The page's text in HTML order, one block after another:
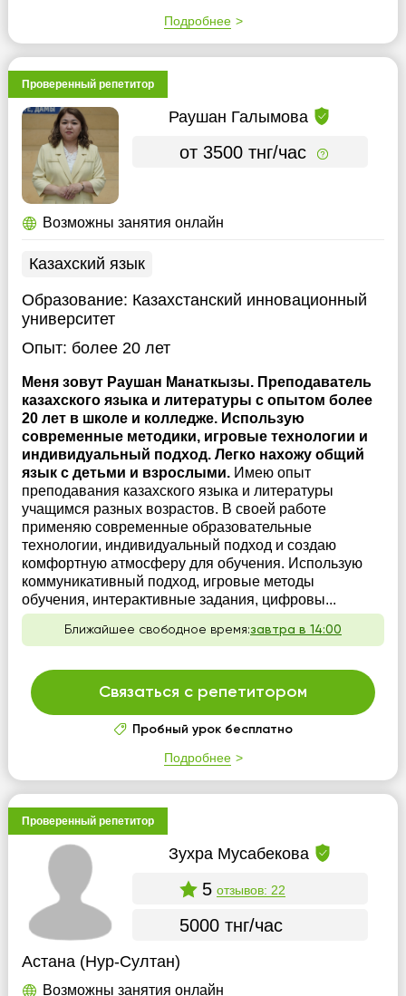
Подробнее
Проверенный репетитор
Раушан Галымова
от 3500 тнг/час
Возможны занятия онлайн
Казахский язык
Образование: Казахстанский инновационный
университет
Опыт: более 20 лет
Меня зовут Раушан Манаткызы. Преподаватель
казахского языка и литературы с опытом более
20 лет в школе и колледже. Использую
современные методики, игровые технологии и
индивидуальный подход. Легко нахожу общий
язык с детьми и взрослыми. Имею опыт
преподавания казахского языка и литературы
учащимся разных возрастов. В своей работе
применяю современные образовательные
технологии, индивидуальный подход и создаю
комфортную атмосферу для обучения. Использую
коммуникативный подход, игровые методы
обучения, интерактивные задания, цифровы...
Ближайшее свободное время:завтра в 14:00
Связаться с репетитором
Пробный урок бесплатно
Подробнее
Проверенный репетитор
Зухра Мусабекова
5 отзывов: 22
5000 тнг/час
Астана (Нур-Султан)
Возможны занятия онлайн